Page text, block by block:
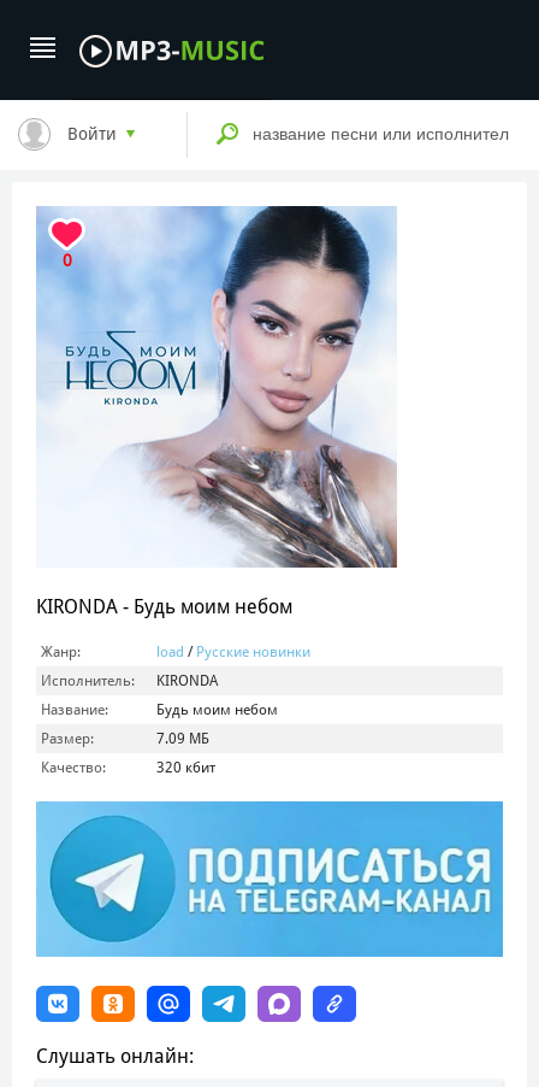
Войти
0
KIRONDA - Будь моим небом
Жанр: load / Русские новинки
Исполнитель:
KIRONDA
Название:
Будь моим небом
Размер:
7.09 МБ
Качество:
320 кбит
Слушать онлайн: